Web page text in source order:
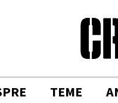
TEME